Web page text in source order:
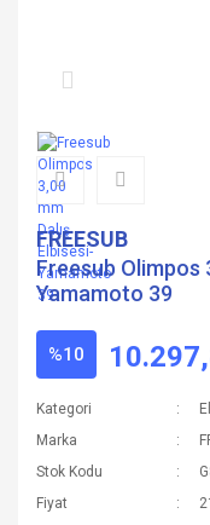
FREESUB
Freesub Olimpos
Yamamoto 39
%10
Kategori
Marka
Stok Kodu
Fiyat